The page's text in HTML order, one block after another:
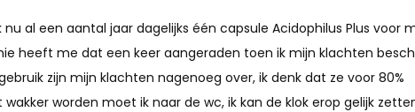
is safe to be used by people with
from 5 different strains:
al een aantal jaar dagelijks één capsule Acidophilus Plus voor
heeft me dat een keer aangeraden toen ik mijn klachten
zijn mijn klachten nagenoeg over, ik denk dat ze voor 80%
worden moet ik naar de wc, ik kan de klok erop gelijk